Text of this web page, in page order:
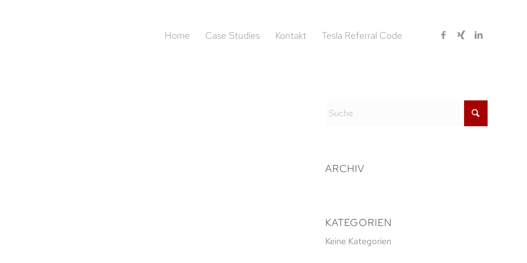
Home Case Studies Kontakt Tesla Referral Code
ARCHIV
KATEGORIEN
Keine Kategorien